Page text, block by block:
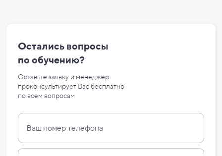
Остались вопросы
по обучению?
Оставьте заявку и менеджер
проконсультирует Вас бесплатно
по всем вопросам